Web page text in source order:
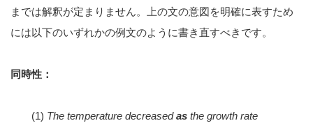
までは解釈が定まりません。上の文の意図を明確に表すため
には以下のいずれかの例文のように書き直すべきです。
同時性：
(1) The temperature decreasedas the growth rate